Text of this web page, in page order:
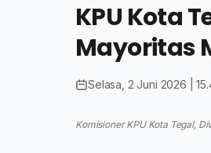
KPU Kota
Mayoritas
Selasa, 2 Juni 2026 |
Komisioner KPU Kota Tegal,